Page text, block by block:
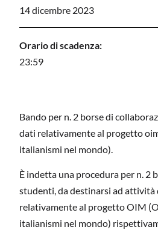
14 dicembre 2023
Orario di scadenza:
23:59
Bando per n. 2 borse di
dati relativamente al progetto
italianismi nel mondo).
È indetta una procedura per n. 2
studenti, da destinarsi ad attività
relativamente al progetto OIM
italianismi nel mondo)